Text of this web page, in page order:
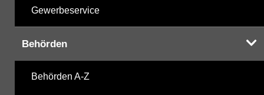
Gewerbeservice
Behörden
Behörden A-Z